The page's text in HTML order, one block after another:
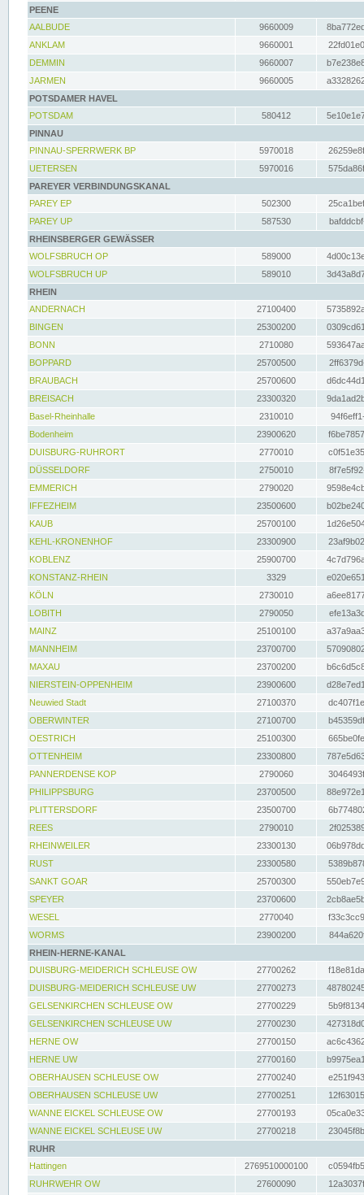
PEENE
AALBUDE
9660009
ANKLAM
9660001
DEMMIN
9660007
JARMEN
9660005
POTSDAMER HAVEL
POTSDAM
580412
PINNAU
PINNAU-SPERRWERK BP
5970018
UETERSEN
5970016
PAREYER VERBINDUNGSKANAL
PAREY EP
502300
PAREY UP
587530
RHEINSBERGER GEWÄSSER
WOLFSBRUCH OP
589000
WOLFSBRUCH UP
589010
RHEIN
ANDERNACH
27100400
BINGEN
25300200
BONN
2710080
BOPPARD
25700500
BRAUBACH
25700600
BREISACH
23300320
Basel-Rheinhalle
2310010
Bodenheim
23900620
DUISBURG-RUHRORT
2770010
DÜSSELDORF
2750010
EMMERICH
2790020
IFFEZHEIM
23500600
KAUB
25700100
KEHL-KRONENHOF
23300900
KOBLENZ
25900700
KONSTANZ-RHEIN
3329
KÖLN
2730010
LOBITH
2790050
MAINZ
25100100
MANNHEIM
23700700
MAXAU
23700200
NIERSTEIN-OPPENHEIM
23900600
Neuwied Stadt
27100370
OBERWINTER
27100700
OESTRICH
25100300
OTTENHEIM
23300800
PANNERDENSE KOP
2790060
PHILIPPSBURG
23700500
PLITTERSDORF
23500700
REES
2790010
RHEINWEILER
23300130
RUST
23300580
SANKT GOAR
25700300
SPEYER
23700600
WESEL
2770040
WORMS
23900200
RHEIN-HERNE-KANAL
DUISBURG-MEIDERICH SCHLEUSE OW
27700262
DUISBURG-MEIDERICH SCHLEUSE UW
27700273
GELSENKIRCHEN SCHLEUSE OW
27700229
GELSENKIRCHEN SCHLEUSE UW
27700230
HERNE OW
27700150
HERNE UW
27700160
OBERHAUSEN SCHLEUSE OW
27700240
OBERHAUSEN SCHLEUSE UW
27700251
WANNE EICKEL SCHLEUSE OW
27700193
WANNE EICKEL SCHLEUSE UW
27700218
RUHR
Hattingen
2769510000100
RUHRWEHR OW
27600090